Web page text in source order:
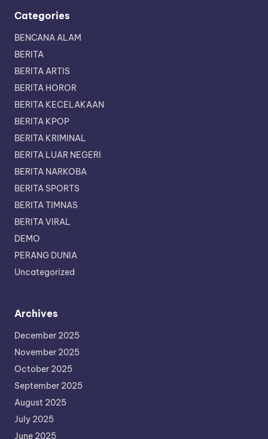
Categories
BENCANA ALAM
BERITA
BERITA ARTIS
BERITA HOROR
BERITA KECELAKAAN
BERITA KPOP
BERITA KRIMINAL
BERITA LUAR NEGERI
BERITA NARKOBA
BERITA SPORTS
BERITA TIMNAS
BERITA VIRAL
DEMO
PERANG DUNIA
Uncategorized
Archives
December 2025
November 2025
October 2025
September 2025
August 2025
July 2025
June 2025